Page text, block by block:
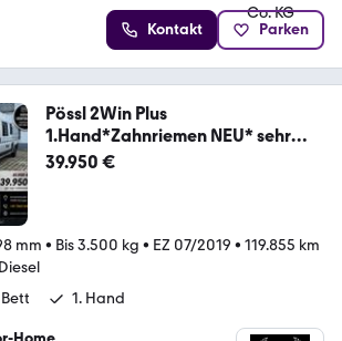
Kontakt Parken
Pössl 2Win Plus
1.Hand*Zahnriemen NEU* sehr
gepflegt!
39.950 €
mm • Bis 3.500 kg • EZ 07/2019 • 119.855 km
Diesel
1. Hand